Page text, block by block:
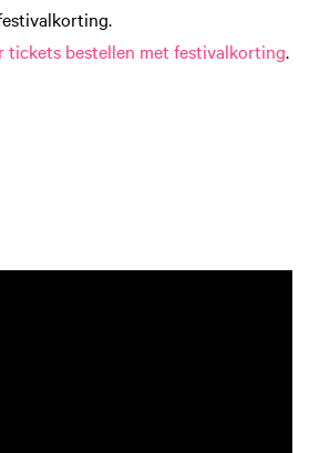
tickets bestellen met festivalkorting.